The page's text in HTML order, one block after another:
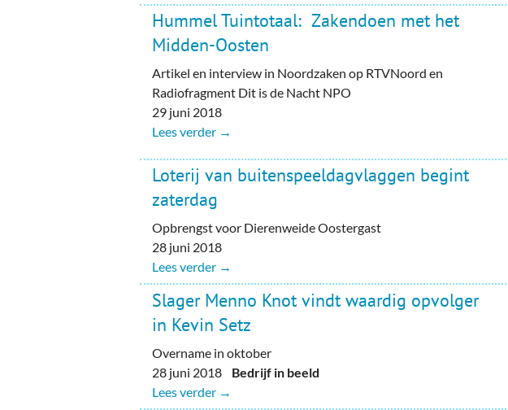
Hummel Tuintotaal: Zakendoen met het
Midden-Oosten
Artikel en interview in Noordzaken op RTVNoord en
Radiofragment Dit is de Nacht NPO
29 juni 2018
Lees verder →
Loterij van buitenspeeldagvlaggen begint
zaterdag
Opbrengst voor Dierenweide Oostergast
28 juni 2018
Lees verder →
Slager Menno Knot vindt waardig opvolger
in Kevin Setz
Overname in oktober
28 juni 2018 Bedrijf in beeld
Lees verder →